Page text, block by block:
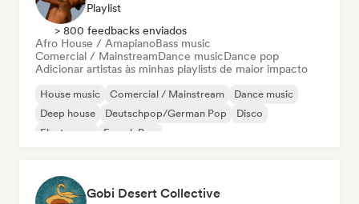
Playlist
> 800 feedbacks enviados
Afro House / AmapianoBass music
Comercial / MainstreamDance musicDance pop
Adicionar artistas às minhas playlists de maior impacto
House music Comercial / Mainstream
Dance music
Deep house
Deutschpop/German Pop
Disco
Electropop
French Pop
Gobi Desert Collective